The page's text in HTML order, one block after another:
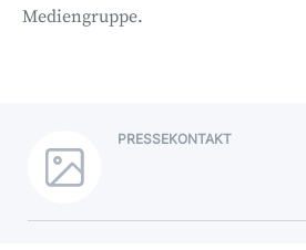
Mediengruppe.
PRESSEKONTAKT